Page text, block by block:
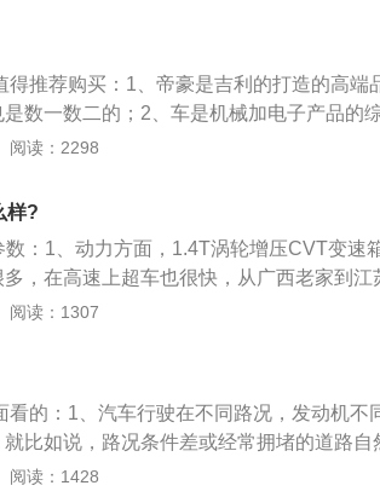
理、还是车尾双出排气营造的运动感，都
，在应该走运动、时尚路线的帝豪GS身上
；3、对于既想要两厢轿车形态又需要拥
帝豪GS的外形是十分有吸引力的。
推荐购买：1、帝豪是吉利的打造的高端
数一数二的；2、车是机械加电子产品的
，没人敢保证100%的不出问题，这个是任
资的，如果你不嫌弃技术老旧开着倒也没
：很赞。
阅读：2298
样?
：1、动力方面，1.4T涡轮增压CVT变速
，在高速上超车也很快，从广西老家到江
感觉到吃力，提速都很快，我个人感觉够用
速巡航长途跑高速让人感觉更好，电子助
油耗方面，提车到现在跑了6667公里，显
综合下来算起来的油耗，我个人觉得不高
中，包裹性好，坐着舒服，自动空调，非
阅读：1307
看的：1、汽车行驶在不同路况，发动机不
比如说，路况条件差或经常拥堵的道路自
而经济车速在60-90km\/h，所以经常跑高
阅读：1428